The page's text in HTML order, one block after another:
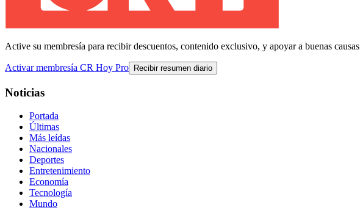
Active su membresía para recibir descuentos, contenido exclusivo, y apoyar a buenas causas
Activar membresía CR Hoy Pro Recibir resumen diario
Noticias
Portada
Últimas
Más leídas
Nacionales
Deportes
Entretenimiento
Economía
Tecnología
Mundo